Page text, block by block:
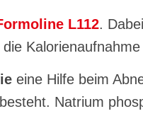
L112.
eine Hilfe beim
besteht. Natrium